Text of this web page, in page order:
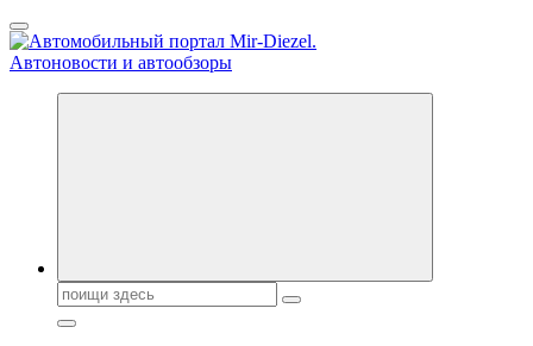
Перейти
к
содержанию
Справочник автомобилиста. Обзор новинок популярных
Поиск: